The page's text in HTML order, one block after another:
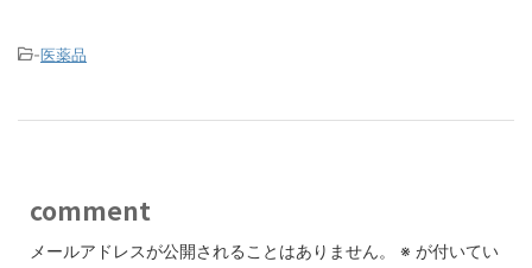
-医薬品
comment
メールアドレスが公開されることはありません。 ※ が付いてい